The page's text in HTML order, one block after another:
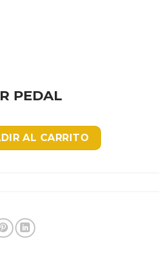
PEDAL
cantidad
AL CARRITO